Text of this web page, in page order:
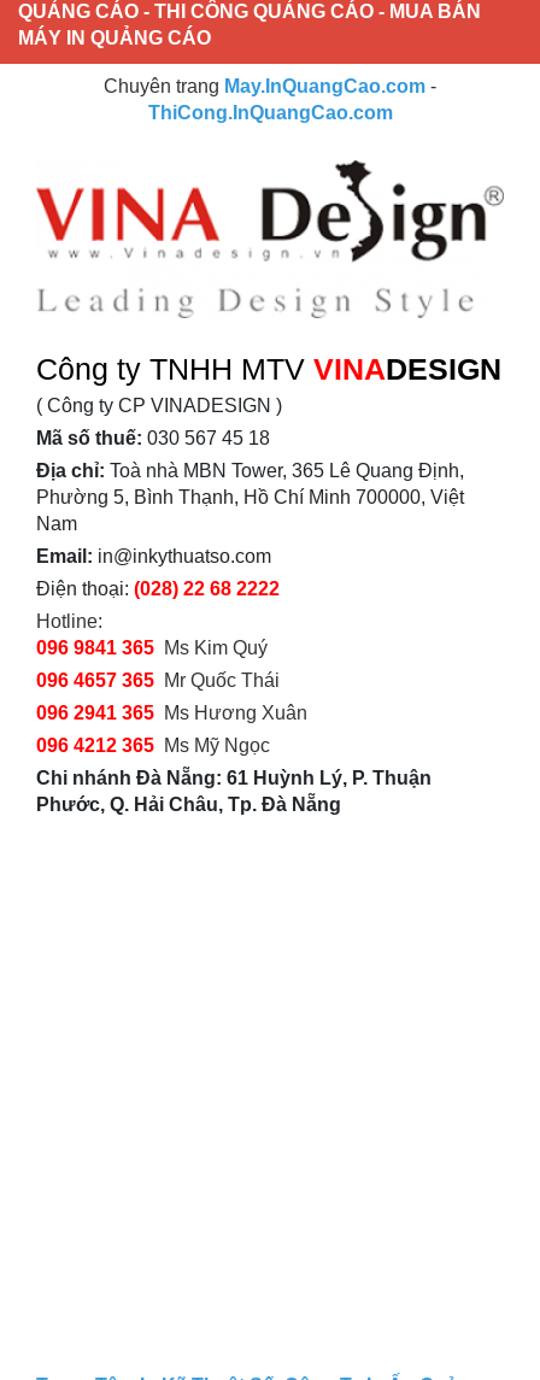
QUẢNG CÁO - THI CÔNG QUẢNG CÁO - MUA BÁN
MÁY IN QUẢNG CÁO
Chuyên trang May.InQuangCao.com -
ThiCong.InQuangCao.com
Công ty TNHH MTV VINADESIGN
( Công ty CP VINADESIGN )
Mã số thuế: 030 567 45 18
Địa chỉ: Toà nhà MBN Tower, 365 Lê Quang Định,
Phường 5, Bình Thạnh, Hồ Chí Minh 700000, Việt
Nam
Email: in@inkythuatso.com
Điện thoại: (028) 22 68 2222
Hotline:
096 9841 365 Ms Kim Quý
096 4657 365 Mr Quốc Thái
096 2941 365 Ms Hương Xuân
096 4212 365 Ms Mỹ Ngọc
Chi nhánh Đà Nẵng: 61 Huỳnh Lý, P. Thuận
Phước, Q. Hải Châu, Tp. Đà Nẵng